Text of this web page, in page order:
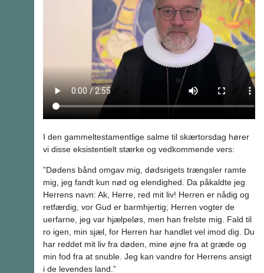
I den gammeltestamentlige salme til skærtorsdag hører
vi disse eksistentielt stærke og vedkommende vers:
”Dødens bånd omgav mig, dødsrigets trængsler ramte
mig, jeg fandt kun nød og elendighed. Da påkaldte jeg
Herrens navn: Ak, Herre, red mit liv! Herren er nådig og
retfærdig, vor Gud er barmhjertig; Herren vogter de
uerfarne, jeg var hjælpeløs, men han frelste mig. Fald til
ro igen, min sjæl, for Herren har handlet vel imod dig. Du
har reddet mit liv fra døden, mine øjne fra at græde og
min fod fra at snuble. Jeg kan vandre for Herrens ansigt
i de levendes land.”